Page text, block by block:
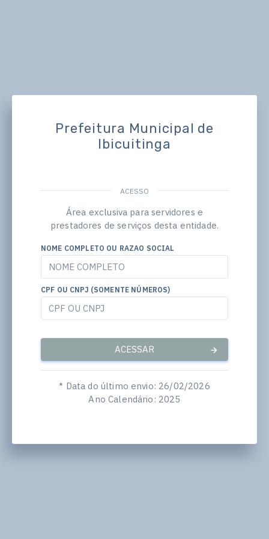
Prefeitura Municipal de
Ibicuitinga
ACESSO
Área exclusiva para servidores e
prestadores de serviços desta entidade.
NOME COMPLETO OU RAZAO SOCIAL
CPF OU CNPJ (SOMENTE NÚMEROS)
ACESSAR
* Data do último envio: 26/02/2026
Ano Calendário: 2025